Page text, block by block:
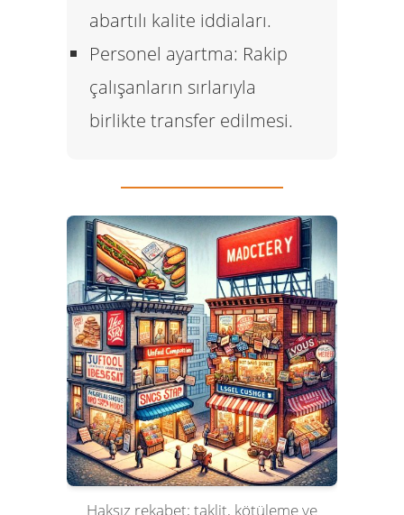
abartılı kalite iddiaları.
Personel ayartma: Rakip
çalışanların sırlarıyla
birlikte transfer edilmesi.
Haksız rekabet; taklit, kötüleme ve